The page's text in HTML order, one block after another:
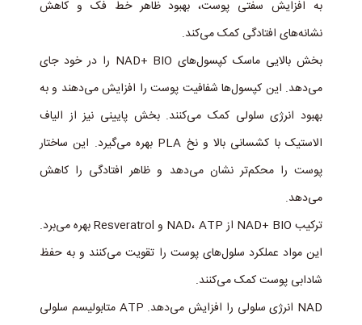
به افزایش سفتی پوست، بهبود ظاهر خط فک و کاهش
نشانه‌های افتادگی کمک می‌کند.
بخش بالایی ماسک کپسول‌های NAD+ BIO را در خود جای
می‌دهد. این کپسول‌ها شفافیت پوست را افزایش می‌دهند و به
بهبود انرژی سلولی کمک می‌کنند. بخش پایینی نیز از الیاف
الاستیک با کشسانی بالا و نخ PLA بهره می‌گیرد. این ساختار
پوست را محکم‌تر نشان می‌دهد و ظاهر افتادگی را کاهش
می‌دهد.
ترکیب NAD+ BIO از NAD، ATP و Resveratrol بهره می‌برد.
این مواد عملکرد سلول‌های پوست را تقویت می‌کنند و به حفظ
شادابی پوست کمک می‌کنند.
NAD انرژی سلولی را افزایش می‌دهد. ATP متابولیسم سلولی